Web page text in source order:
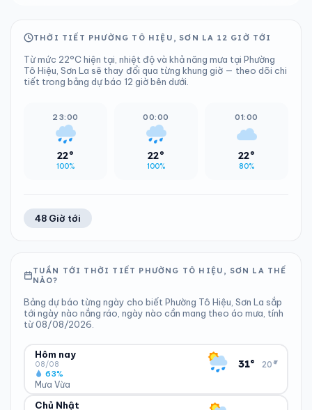
THỜI TIẾT PHƯỜNG TÔ HIỆU, SƠN LA 12 GIỜ TỚI
Từ mức 22°C hiện tại, nhiệt độ và khả năng mưa tại Phường
Tô Hiệu, Sơn La sẽ thay đổi qua từng khung giờ — theo dõi chi
tiết trong bảng dự báo 12 giờ bên dưới.
23:00
22°
100%
00:00
22°
100%
01:00
22°
80%
48 Giờ tới
TUẦN TỚI THỜI TIẾT PHƯỜNG TÔ HIỆU, SƠN LA THẾ
NÀO?
Bảng dự báo từng ngày cho biết Phường Tô Hiệu, Sơn La sắp
tới ngày nào nắng ráo, ngày nào cần mang theo áo mưa, tính
từ 08/08/2026.
Hôm nay
08/08
Mưa Vừa
63%
31° 20°
▾
ĐỘ ẨM
Chủ Nhật